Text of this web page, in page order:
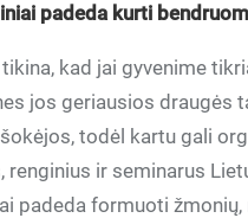
padeda kurti
kad jai gyvenime
jos geriausios draugės
todėl kartu gali
renginius ir seminarus
padeda formuoti